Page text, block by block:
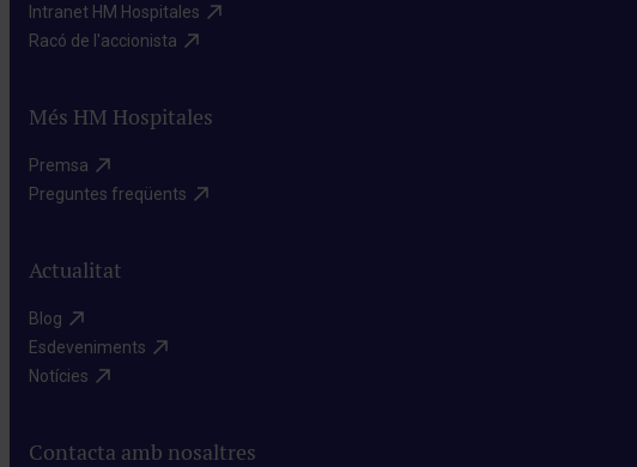
Intranet HM Hospitales​
Racó de l'accionista​
Més HM Hospitales
Premsa​
Preguntes freqüents​
Actualitat
Blog​
Esdeveniments​
Notícies​
Contacta amb nosaltres